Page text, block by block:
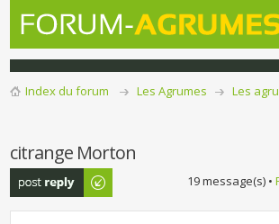
Index du forum Les Agrumes Les
citrange Morton
Publier une
réponse
19 message(s) •